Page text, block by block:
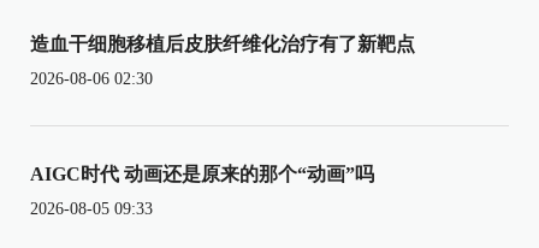
造血干细胞移植后皮肤纤维化治疗有了新靶点
2026-08-06 02:30
AIGC时代 动画还是原来的那个“动画”吗
2026-08-05 09:33